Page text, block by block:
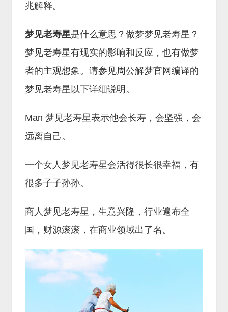
兆解释。
梦见老寿星是什么意思？做梦梦见老寿星？
梦见老寿星有现实的影响和反应，也有做梦
者的主观想象。请参见周公解梦官网编译的
梦见老寿星以下详细说明。
Man 梦见老寿星表示他会长寿，会坚强，会
远离自己。
一个女人梦见老寿星会活得很长很幸福，有
很多子子孙孙。
商人梦见老寿星，生意兴隆，行业遍布全
国，财源滚滚，在商业领域出了名。